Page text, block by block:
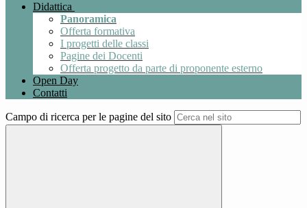
Didattica
Panoramica
Offerta formativa
I progetti delle classi
Pagine dei Docenti
Offerta progetto da parte di proponente esterno
Open Day
Contatti
Campo di ricerca per le pagine del sito